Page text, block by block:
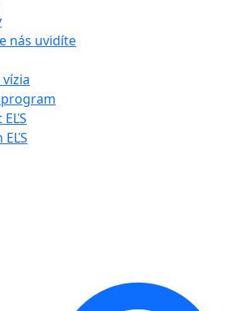
nás uvidíte